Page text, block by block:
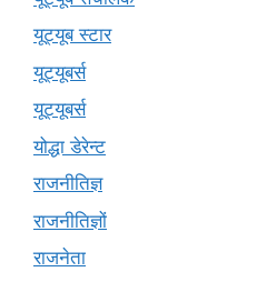
यूट्यूब स्टार
यूट्‍यूबर्स
यूट्यूबर्स
योद्धा डेरेन्ट
राजनीतिज्ञ
राजनीतिज्ञों
राजनेता